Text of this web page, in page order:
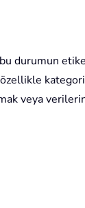
durumun
veya